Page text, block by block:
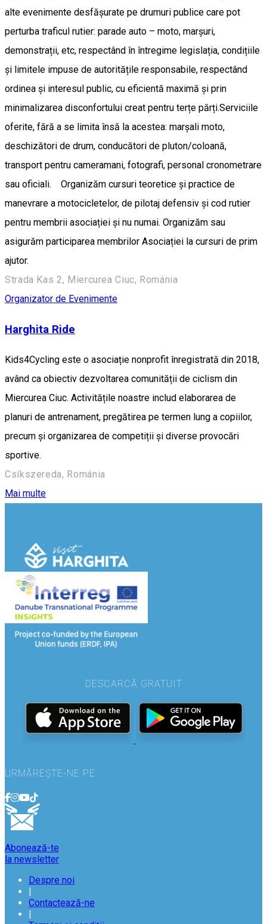
alte evenimente desfășurate pe drumuri publice care pot
perturba traficul rutier: parade auto – moto, marșuri,
demonstrații, etc, respectând în întregime legislația, condițiile
și limitele impuse de autoritățile responsabile, respectând
ordinea și interesul public, cu eficientă maximă și prin
minimalizarea disconfortului creat pentru terțe părți.Serviciile
oferite, fără a se limita însă la acestea: marșali moto,
deschizători de drum, conducători de pluton/coloană,
transport pentru cameramani, fotografi, personal cronometrare
sau oficiali. Organizăm cursuri teoretice și practice de
manevrare a motocicletelor, de pilotaj defensiv și cod rutier
pentru membrii asociației și nu numai. Organizăm sau
asigurăm participarea membrilor Asociației la cursuri de prim
ajutor.
Strada Kas 2, Miercurea Ciuc, Románia
Organizator de Evenimente
Harghita Ride
Kids4Cycling este o asociație nonprofit înregistrată din 2018,
având ca obiectiv dezvoltarea comunității de ciclism din
Miercurea Ciuc. Activitățile noastre includ elaborarea de
planuri de antrenament, pregătirea pe termen lung a copiilor,
precum și organizarea de competiții și diverse provocări
sportive.
Csíkszereda, Románia
Mai multe
DESCARCĂ GRATUIT
URMĂREȘTE-NE PE
Abonează-te
la newsletter
Despre noi
|
Contactează-ne
|